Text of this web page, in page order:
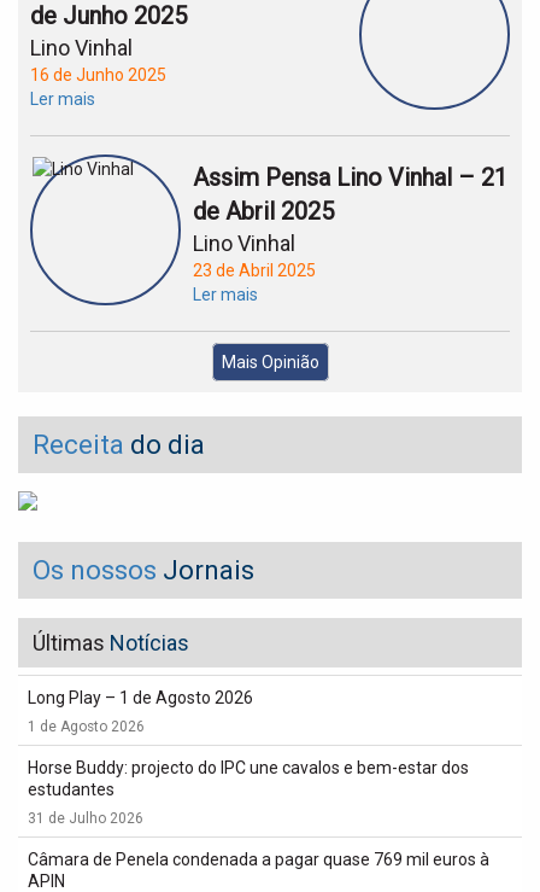
de Junho 2025
Lino Vinhal
16 de Junho 2025
Ler mais
Assim Pensa Lino Vinhal – 21
de Abril 2025
Lino Vinhal
23 de Abril 2025
Ler mais
Mais Opinião
Receita do dia
Os nossos Jornais
Últimas Notícias
Long Play – 1 de Agosto 2026
1 de Agosto 2026
Horse Buddy: projecto do IPC une cavalos e bem-estar dos
estudantes
31 de Julho 2026
Câmara de Penela condenada a pagar quase 769 mil euros à
APIN